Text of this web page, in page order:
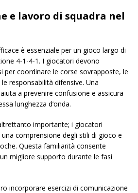
e lavoro di squadra nel
è essenziale per un gioco largo di
4-1-4-1. I giocatori devono
per coordinare le corse sovrapposte, le
responsabilità difensive. Una
a prevenire confusione e assicura
lunghezza d’onda.
importante; i giocatori
comprensione degli stili di gioco e
Questa familiarità consente
migliore supporto durante le fasi
incorporare esercizi di comunicazione